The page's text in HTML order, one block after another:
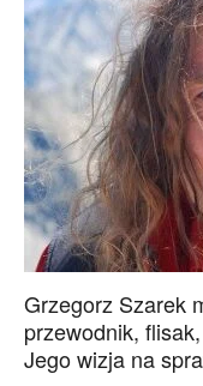
Grzegorz Szarek
przewodnik,
Jego wizja na